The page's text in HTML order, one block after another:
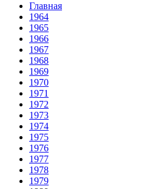
Главная
1964
1965
1966
1967
1968
1969
1970
1971
1972
1973
1974
1975
1976
1977
1978
1979